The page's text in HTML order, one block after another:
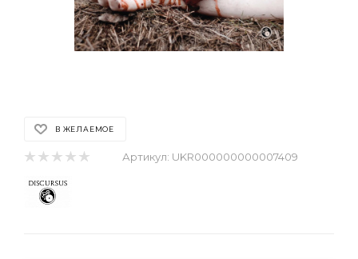
В ЖЕЛАЕМОЕ
Артикул: UKR000000000007409